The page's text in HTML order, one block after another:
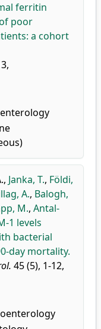
ferritin
poor
a cohort
, Janka, T., Földi,
A., Balogh,
M., Antal-
1 levels
bacterial
day mortality.
45 (5), 1-12,